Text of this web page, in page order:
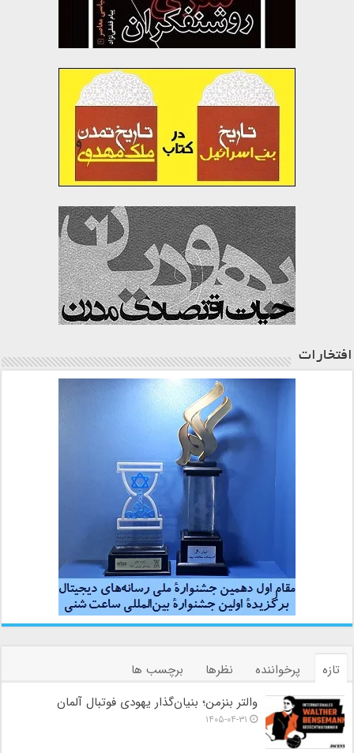
افتخارات
تازه پرخواننده نظرها
برچسب ها
والتر بنزمن؛ بنیان‌گذار یهودی فوتبال آلمان
۱۴۰۵-۰۴-۳۱